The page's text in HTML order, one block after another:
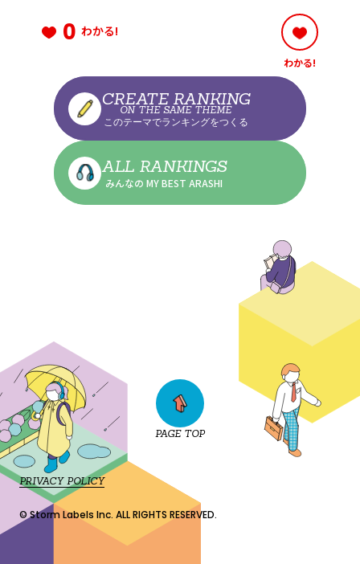
CLOSE
CLOSE
0 わかる!
わかる!
CREATE RANKING
ON THE SAME THEME
このテーマでランキングをつくる
ALL RANKINGS
みんなの MY BEST ARASHI
PRIVACY POLICY
© Storm Labels Inc. ALL RIGHTS RESERVED.
PAGE TOP